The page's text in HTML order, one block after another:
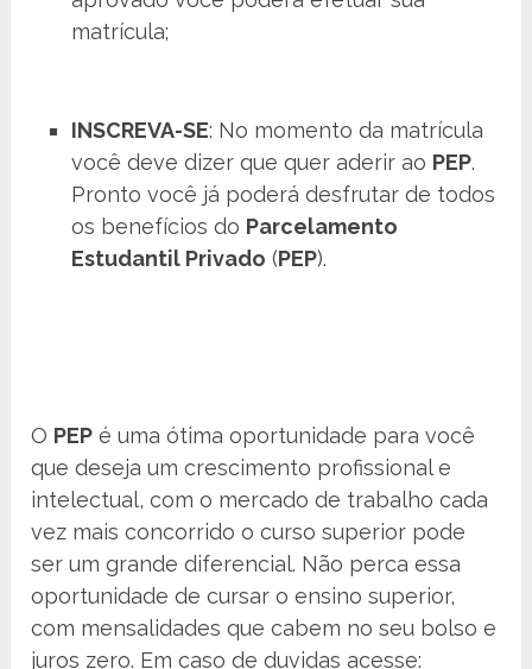
matrícula;
INSCREVA-SE: No momento da matrícula
você deve dizer que quer aderir ao PEP.
Pronto você já poderá desfrutar de todos
os benefícios do Parcelamento
Estudantil Privado (PEP).
O PEP é uma ótima oportunidade para você
que deseja um crescimento profissional e
intelectual, com o mercado de trabalho cada
vez mais concorrido o curso superior pode
ser um grande diferencial. Não perca essa
oportunidade de cursar o ensino superior,
com mensalidades que cabem no seu bolso e
juros zero. Em caso de duvidas acesse: